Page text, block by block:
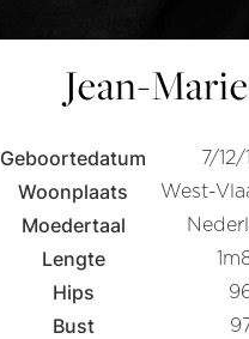
Jean-Marie
Geboortedatum 7/12/
Woonplaats West-
Moedertaal
Lengte
Hips
Bust